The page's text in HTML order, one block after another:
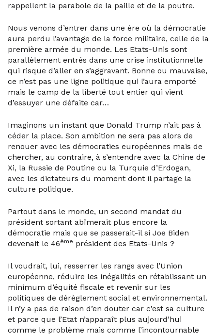
rappellent la parabole de la paille et de la poutre.
Nous venons d’entrer dans une ère où la démocratie
aura perdu l’avantage de la force militaire, celle de la
première armée du monde. Les Etats-Unis sont
parallèlement entrés dans une crise institutionnelle
qui risque d’aller en s’aggravant. Bonne ou mauvaise,
ce n’est pas une ligne politique qui l’aura emporté
mais le camp de la liberté tout entier qui vient
d’essuyer une défaite car…
Imaginons un instant que Donald Trump n’ait pas à
céder la place. Son ambition ne sera pas alors de
renouer avec les démocraties européennes mais de
chercher, au contraire, à s’entendre avec la Chine de
Xi, la Russie de Poutine ou la Turquie d’Erdogan,
avec les dictateurs du moment dont il partage la
culture politique.
Partout dans le monde, un second mandat du
président sortant abîmerait plus encore la
démocratie mais que se passerait-il si Joe Biden
devenait le 46ème président des Etats-Unis ?
Il voudrait, lui, resserrer les rangs avec l’Union
européenne, réduire les inégalités en rétablissant un
minimum d’équité fiscale et revenir sur les
politiques de dérèglement social et environnemental.
Il n’y a pas de raison d’en douter car c’est sa culture
et parce que l’Etat n’apparaît plus aujourd’hui
comme le problème mais comme l’incontournable